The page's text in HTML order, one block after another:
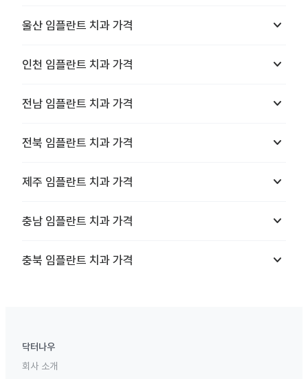
울산 임플란트 치과 가격 keyboard_arrow_down
인천 임플란트 치과 가격 keyboard_arrow_down
전남 임플란트 치과 가격 keyboard_arrow_down
전북 임플란트 치과 가격 keyboard_arrow_down
제주 임플란트 치과 가격 keyboard_arrow_down
충남 임플란트 치과 가격 keyboard_arrow_down
충북 임플란트 치과 가격 keyboard_arrow_down
닥터나우
회사 소개